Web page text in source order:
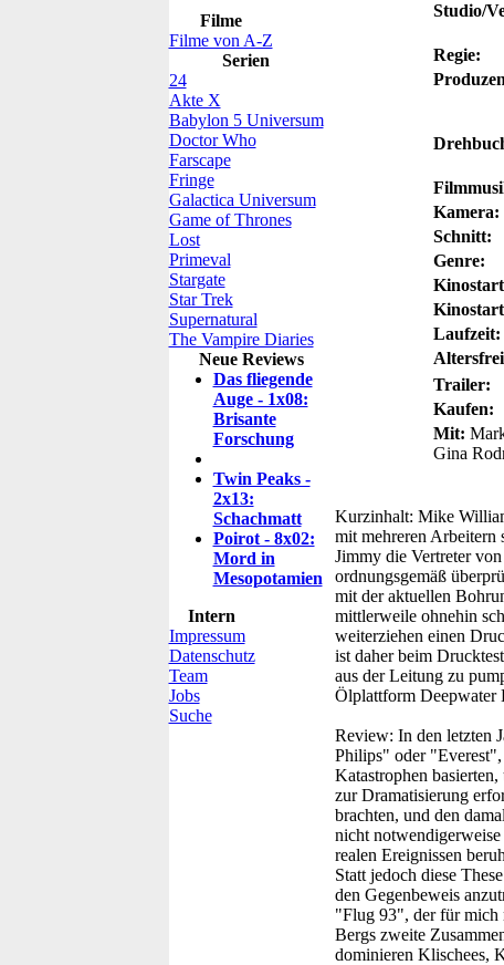
Filme
Filme von A-Z
Serien
24
Akte X
Babylon 5 Universum
Doctor Who
Farscape
Fringe
Galactica Universum
Game of Thrones
Lost
Primeval
Stargate
Star Trek
Supernatural
The Vampire Diaries
Neue Reviews
Das fliegende
Auge - 1x08:
Brisante
Forschung
Twin Peaks -
2x13:
Schachmatt
Poirot - 8x02:
Mord in
Mesopotamien
Intern
Impressum
Datenschutz
Team
Jobs
Suche
Studio/
Regie:
Kamera:
Schnitt:
Genre:
Laufzeit:
Trailer:
Kaufen:
Mit:
Gina
Kurzinhalt: Mike
mit mehreren Arbeitern
Jimmy die Vertreter
ordnungsgemäß
mit der aktuellen
mittlerweile ohnehin
weiterziehen einen
ist daher beim
aus der Leitung zu
Ölplattform
Review: In den letzten
Philips" oder
Katastrophen
zur Dramatisierung
brachten, und den
nicht notwendigerweise
realen Ereignissen
Statt jedoch diese
den Gegenbeweis
"Flug 93", der für mich
Bergs zweite
dominieren Klischees,